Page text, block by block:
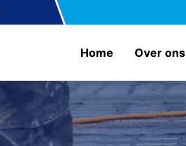
Home Over ons